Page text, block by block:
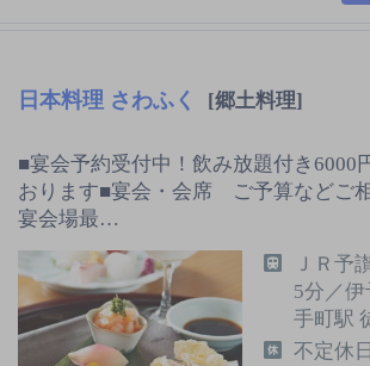
日本料理 さわふく [郷土料理]
■宴会予約受付中！飲み放題付き6000
おります■宴会・会席 ご予算などご
宴会場最…
ＪＲ予
5分／
手町駅
不定休